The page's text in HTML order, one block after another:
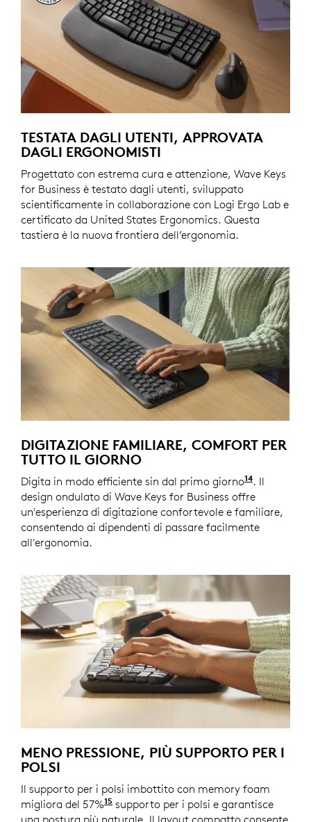
TESTATA DAGLI UTENTI, APPROVATA
DAGLI ERGONOMISTI
Progettato con estrema cura e attenzione, Wave Keys
for Business è testato dagli utenti, sviluppato
scientificamente in collaborazione con Logi Ergo Lab e
certificato da United States Ergonomics. Questa
tastiera è la nuova frontiera dell’ergonomia.
DIGITAZIONE FAMILIARE, COMFORT PER
TUTTO IL GIORNO
Digita in modo efficiente sin dal primo giorno14Wave
. Il
design ondulato di Wave Keys for Business offre
un'esperienza di digitazione confortevole e familiare,
consentendo ai dipendenti di passare facilmente
all'ergonomia.
MENO PRESSIONE, PIÙ SUPPORTO PER I
POLSI
Il supporto per i polsi imbottito con memory foam
migliora del 57%15 rispetto a una tastiera tradizionale
supporto per i polsi e garantisce